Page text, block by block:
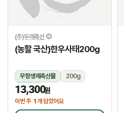
(주)두레축산
(농할 국산)한우사태200g
무항생제축산물
200g
냉장
13,300원
이번 주 1개 담았어요